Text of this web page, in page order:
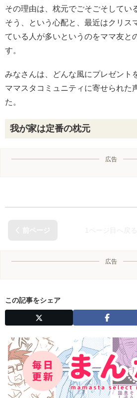
その理由は、枕元でごそごそしてい
そう、という心配と、最近はクリス
ている人が多いというのをママ友と
す。
みなさんは、どんな風にプレゼン
ママスタコミュニティに寄せられた
た。
我が家は定番の枕元
広告
広告
この記事をシェア